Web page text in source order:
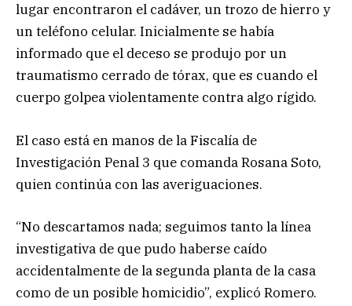
lugar encontraron el cadáver, un trozo de hierro y
un teléfono celular. Inicialmente se había
informado que el deceso se produjo por un
traumatismo cerrado de tórax, que es cuando el
cuerpo golpea violentamente contra algo rígido.
El caso está en manos de la Fiscalía de
Investigación Penal 3 que comanda Rosana Soto,
quien continúa con las averiguaciones.
“No descartamos nada; seguimos tanto la línea
investigativa de que pudo haberse caído
accidentalmente de la segunda planta de la casa
como de un posible homicidio”, explicó Romero.